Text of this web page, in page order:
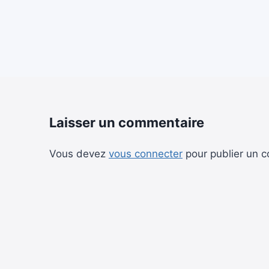
Laisser un commentaire
Vous devez vous connecter pour publier un